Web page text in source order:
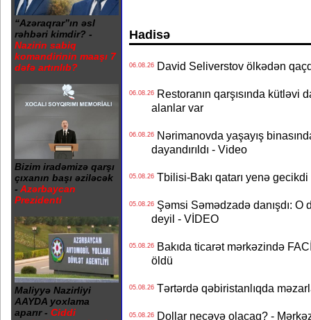
“Azəraqrar”ın əsl
rəhbəri kimdir? -
Nazirin sabiq
komandirinin maaşı 7
dəfə artırılıb?
Bizim iradəmizə qarşı
çıxanın başı əziləcək
- Azərbaycan
Prezidenti
Maliyyə Nazirliyi
AAYDA yoxlama
aparır - Ciddi
Hadisə
06.08.26David Seliverstov ölkədən
06.08.26Restoranın qarşısında kütləvi
alanlar var
06.08.26Nərimanovda yaşayış
dayandırıldı - Video
05.08.26Tbilisi-Bakı qatarı yenə gecikdi
05.08.26Şəmsi Səmədzadə danışdı: O
deyil - VİDEO
05.08.26Bakıda ticarət mərkəzində
öldü
05.08.26Tərtərdə qəbiristanlıqda
05.08.26Dollar neçəyə olacaq? -